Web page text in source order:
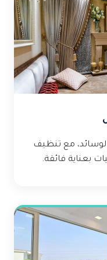
مع تنظيف
بعناية فائقة.